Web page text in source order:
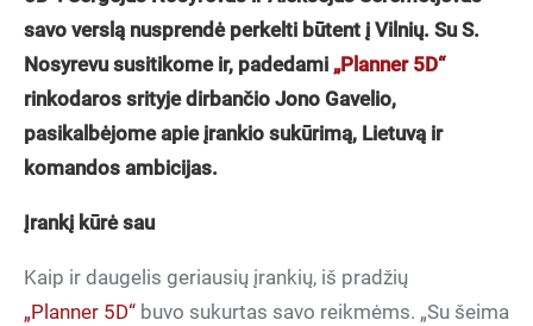
savo verslą nusprendė perkelti būtent į Vilnių. Su S.
Nosyrevu susitikome ir, padedami „Planner 5D“
rinkodaros srityje dirbančio Jono Gavelio,
pasikalbėjome apie įrankio sukūrimą, Lietuvą ir
komandos ambicijas.
Įrankį kūrė sau
Kaip ir daugelis geriausių įrankių, iš pradžių
„Planner 5D“ buvo sukurtas savo reikmėms. „Su šeima